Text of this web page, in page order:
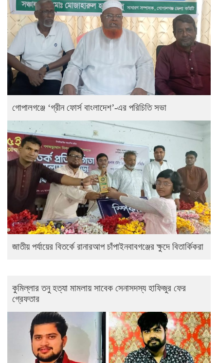
গোপালগঞ্জে ‘গ্রীন ফোর্স বাংলাদেশ’-এর পরিচিতি সভা
জাতীয় পর্যায়ের বিতর্কে রানারআপ চাঁপাইনবাবগঞ্জের ক্ষুদে বিতার্কিকরা
কুমিল্লার তনু হত্যা মামলায় সাবেক সেনাসদস্য হাফিজুর ফের
গ্রেফতার